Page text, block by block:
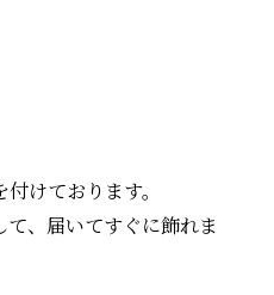
けております。
、届いてすぐに飾れま